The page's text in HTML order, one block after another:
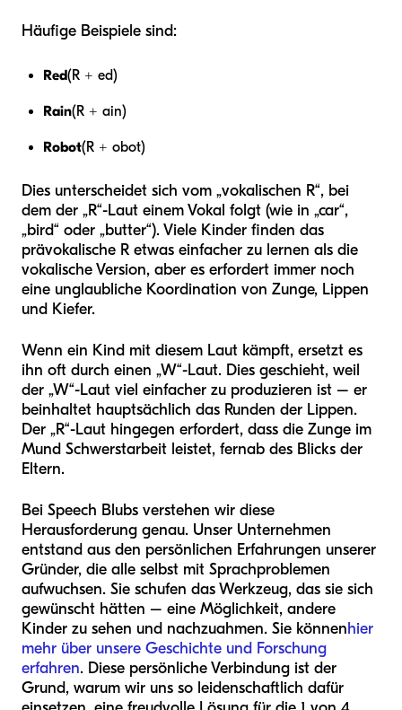
Häufige Beispiele sind:
Red(R + ed)
Rain(R + ain)
Robot(R + obot)
Dies unterscheidet sich vom „vokalischen R“, bei
dem der „R“-Laut einem Vokal folgt (wie in „car“,
„bird“ oder „butter“). Viele Kinder finden das
prävokalische R etwas einfacher zu lernen als die
vokalische Version, aber es erfordert immer noch
eine unglaubliche Koordination von Zunge, Lippen
und Kiefer.
Wenn ein Kind mit diesem Laut kämpft, ersetzt es
ihn oft durch einen „W“-Laut. Dies geschieht, weil
der „W“-Laut viel einfacher zu produzieren ist – er
beinhaltet hauptsächlich das Runden der Lippen.
Der „R“-Laut hingegen erfordert, dass die Zunge im
Mund Schwerstarbeit leistet, fernab des Blicks der
Eltern.
Bei Speech Blubs verstehen wir diese
Herausforderung genau. Unser Unternehmen
entstand aus den persönlichen Erfahrungen unserer
Gründer, die alle selbst mit Sprachproblemen
aufwuchsen. Sie schufen das Werkzeug, das sie sich
gewünscht hätten – eine Möglichkeit, andere
Kinder zu sehen und nachzuahmen. Sie könnenhier
mehr über unsere Geschichte und Forschung
erfahren. Diese persönliche Verbindung ist der
Grund, warum wir uns so leidenschaftlich dafür